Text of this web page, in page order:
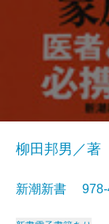
柳田邦男／著
新潮新書